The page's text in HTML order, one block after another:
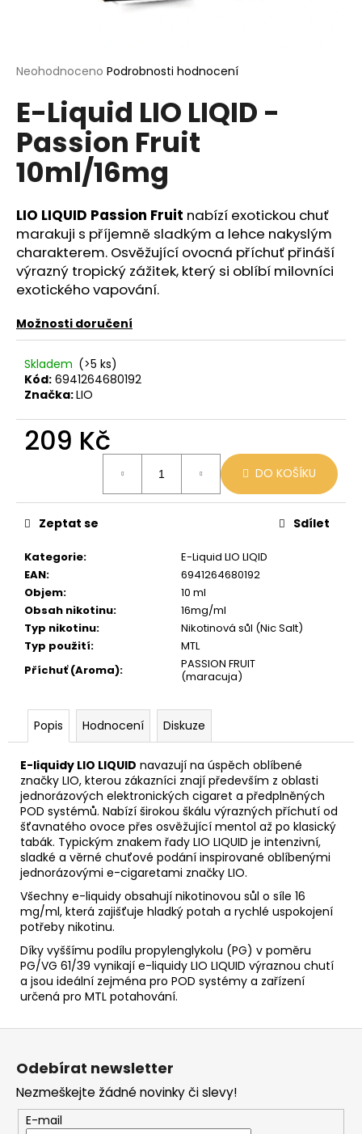
Průměrné
produktu
je
0,0
5
hvězdiček.
Neohodnoceno Podrobnosti hodnocení
E-Liquid LIO LIQID -
Passion Fruit
10ml/16mg
LIO LIQUID Passion Fruit nabízí exotickou chuť
marakuji s příjemně sladkým a lehce nakyslým
charakterem. Osvěžující ovocná příchuť přináší
výrazný tropický zážitek, který si oblíbí milovníci
exotického vapování.
Možnosti doručení
Skladem (>5 ks)
Kód: 6941264680192
Značka:LIO
209 Kč
DO KOŠÍKU
Kategorie:
E-Liquid LIO LIQID
EAN:
6941264680192
Objem:
10 ml
Obsah nikotinu:
16mg/ml
Typ nikotinu:
Nikotinová sůl (Nic Salt)
Typ použití:
MTL
Příchuť (Aroma):
PASSION FRUIT
(maracuja)
Zeptat se Sdílet
Popis Hodnocení Diskuze
E-liquidy LIO LIQUID navazují na úspěch oblíbené
značky LIO, kterou zákazníci znají především z oblasti
jednorázových elektronických cigaret a předplněných
POD systémů. Nabízí širokou škálu výrazných příchutí od
šťavnatého ovoce přes osvěžující mentol až po klasický
tabák. Typickým znakem řady LIO LIQUID je intenzivní,
sladké a věrné chuťové podání inspirované oblíbenými
jednorázovými e-cigaretami značky LIO.
Všechny e-liquidy obsahují nikotinovou sůl o síle 16
mg/ml, která zajišťuje hladký potah a rychlé uspokojení
potřeby nikotinu.
Díky vyššímu podílu propylenglykolu (PG) v poměru
PG/VG 61/39 vynikají e-liquidy LIO LIQUID výraznou chutí
a jsou ideální zejména pro POD systémy a zařízení
určená pro MTL potahování.
í
t
?
HLEDAT
D
o
p
r
u
č
u
e
m
VENIX
X2
COLA-
79
Kč
Původně:
169
Kč
Z
Odebírat newsletter
Nezmeškejte žádné novinky či slevy!
E-mail